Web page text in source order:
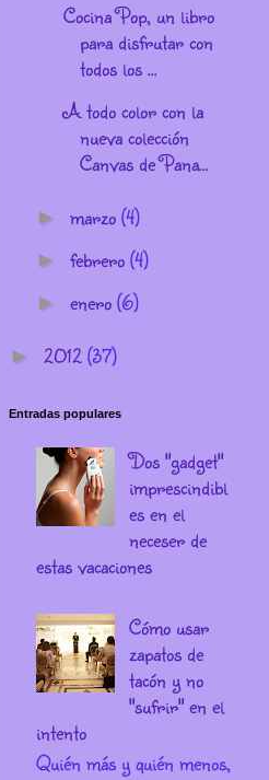
Cocina Pop, un libro
para disfrutar con
todos los ...
A todo color con la
nueva colección
Canvas de Pana...
► marzo(4)
► febrero(4)
► enero(6)
► 2012(37)
Entradas populares
Dos "gadget"
imprescindibl
es en el
neceser de
estas vacaciones
Cómo usar
zapatos de
tacón y no
"sufrir" en el
intento
Quién más y quién menos,